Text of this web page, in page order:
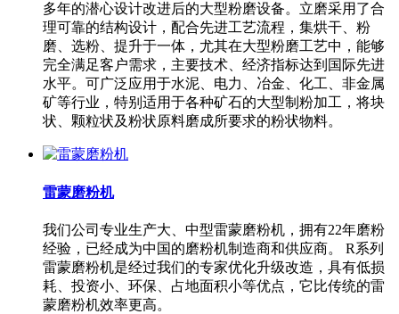
多年的潜心设计改进后的大型粉磨设备。立磨采用了合
理可靠的结构设计，配合先进工艺流程，集烘干、粉
磨、选粉、提升于一体，尤其在大型粉磨工艺中，能够
完全满足客户需求，主要技术、经济指标达到国际先进
水平。可广泛应用于水泥、电力、冶金、化工、非金属
矿等行业，特别适用于各种矿石的大型制粉加工，将块
状、颗粒状及粉状原料磨成所要求的粉状物料。
雷蒙磨粉机
我们公司专业生产大、中型雷蒙磨粉机，拥有22年磨粉
经验，已经成为中国的磨粉机制造商和供应商。 R系列
雷蒙磨粉机是经过我们的专家优化升级改造，具有低损
耗、投资小、环保、占地面积小等优点，它比传统的雷
蒙磨粉机效率更高。